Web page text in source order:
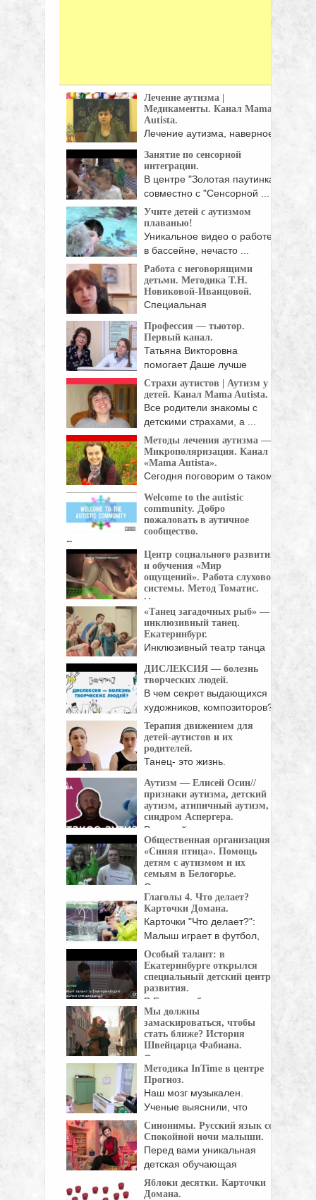
Лечение аутизма |
Медикаменты. Канал Mama
Autista.
Лечение аутизма, наверное,
Занятие по сенсорной
интеграции.
В центре "Золотая паутинка"
совместно с "Сенсорной ...
Учите детей с аутизмом
плаванью!
Уникальное видео о работе
в бассейне, нечасто ...
Работа с неговорящими
детьми. Методика Т.Н.
Новиковой-Иванцовой.
Специальная
школа-детский сад V вида ...
Профессия — тьютор.
Первый канал.
Татьяна Викторовна
помогает Даше лучше
слышать. Девочка ...
Страхи аутистов | Аутизм у
детей. Канал Mama Autista.
Все родители знакомы с
детскими страхами, а ...
Методы лечения аутизма —
Микрополяризация. Канал
«Mama Autista».
Сегодня поговорим о таком
Welcome to the autistic
community. Добро
пожаловать в аутичное
сообщество.
Видео для аутичных подростков, которые
были недавно ... Центр социального развития
и обучения «Мир
ощущений». Работа слуховой
системы. Метод Томатис.
Центр социального развития
и обучения "Мир
ощущений": Слуховое ...
«Танец загадочных рыб» —
инклюзивный танец.
Екатеринбург.
Инклюзивный театр танца
разный ...
ДИСЛЕКСИЯ — болезнь
творческих людей.
В чем секрет выдающихся
художников, композиторов?
Что ...
Терапия движением для
детей-аутистов и их
родителей.
Танец- это жизнь.
"Другие" - ...
Аутизм — Елисей Осин//
признаки аутизма, детский
аутизм, атипичный аутизм,
синдром Аспергера.
Расстройства
аутистического спектра или
аутизм - это ...
Общественная организация
«Синяя птица». Помощь
детям с аутизмом и их
семьям в Белогорье.
Очень ценно и важно то, что
в ...
Глаголы 4. Что делает?
Карточки Домана.
Карточки "Что делает?":
Малыш играет в футбол,
девочка ...
Особый талант: в
Екатеринбурге открылся
специальный детский центр
развития.
В Екатеринбурге открылся
уникальный центр. В нем ...
Мы должны
замаскироваться, чтобы
стать ближе? История
Швейцарца Фабиана.
Он давно уже привык, что в
автобусе ...
Методика InTime в центре
Прогноз.
Наш мозг музыкален.
Ученые выяснили, что
взаимодействие ...
Синонимы. Русский язык со
Спокойной ночи малыши.
Перед вами уникальная
детская обучающая
программа, созданная ...
Яблоки десятки. Карточки
Домана.